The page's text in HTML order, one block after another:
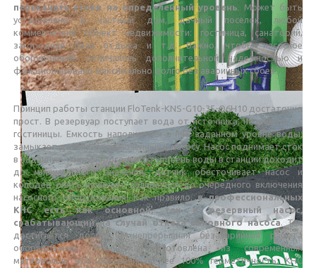
перекачать стоки на определенный уровень. Может быть
установлено в частный дом, дачный поселок, любой
коммерческий объект недвижимости: гостиница, санаторий,
загородная база отдыха и т.д. Важно, чтобы насосное
оборудование отличалось дополнительной надежностью и
функционировало максимально долго без аварийных сбоев.
Принцип работы станции FloTenk-KNS-G10-35-Q6H10 достаточно
прост. В резервуар поступает вода от источника, например, от
гостиницы. Емкость наполняется и при заданном уровне воды,
замыкает датчик, подключенный к насосу. Насос поднимает сток
в заданную точку сброса. Когда уровень воды в станции доходит
до минимального значения, датчик обесточивает насос и
колодец опять начинает заливаться до очередного включения
насосного оборудования. Как правило,в профессиональных
КНС есть как основной, так и резервный насос,
срабатывающий на случай отказа основного насоса. Так
достигается долгая и непрерывная безаварийная работа
оборудования. Установка изготовлена из современных
материалов, что обеспечивает ее 100% герметичность. КНС